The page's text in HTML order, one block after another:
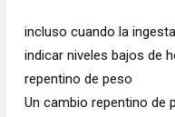
incluso cuando la
indicar niveles bajos de
repentino de peso
Un cambio repentino de